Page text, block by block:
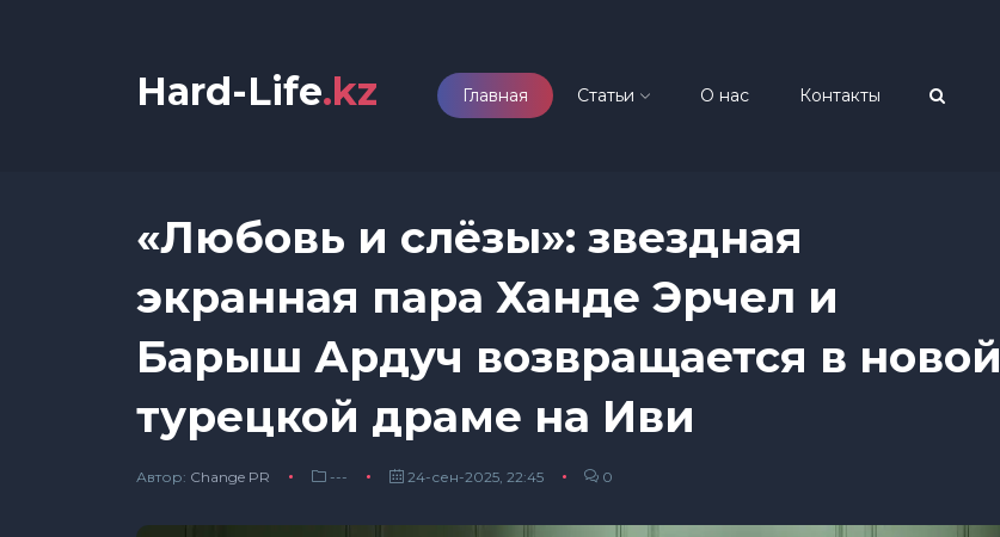
Hard-Life.kz Главная Статьи О нас Контакты
«Любовь и слёзы»: звездная
экранная пара Ханде Эрчел и
Барыш Ардуч возвращается в новой
турецкой драме на Иви
Автор: Сhange PR --- 24-сен-2025, 22:45 0